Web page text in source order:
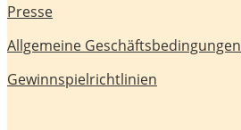
Presse
Allgemeine Geschäftsbedingungen
Gewinnspielrichtlinien